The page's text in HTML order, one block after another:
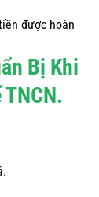
được hoàn
Bị Khi